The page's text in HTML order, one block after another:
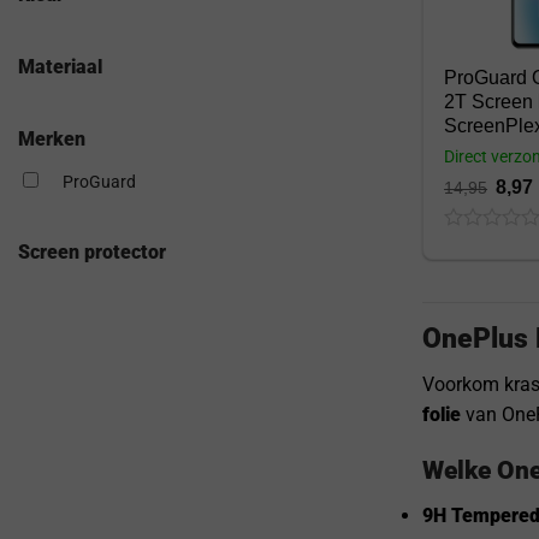
Materiaal
Merken
ProGuard
Screen protector
ProGuard
2T Screen
14,95 8,97
Direct
Voorkom
folie van
Welke
9H